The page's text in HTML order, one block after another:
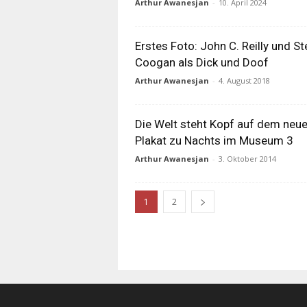
Arthur Awanesjan - 10. April 2024
Erstes Foto: John C. Reilly und
Coogan als Dick und Doof
Arthur Awanesjan - 4. August 2018
Die Welt steht Kopf auf dem
Plakat zu Nachts im Museum 3
Arthur Awanesjan - 3. Oktober 2014
1 2